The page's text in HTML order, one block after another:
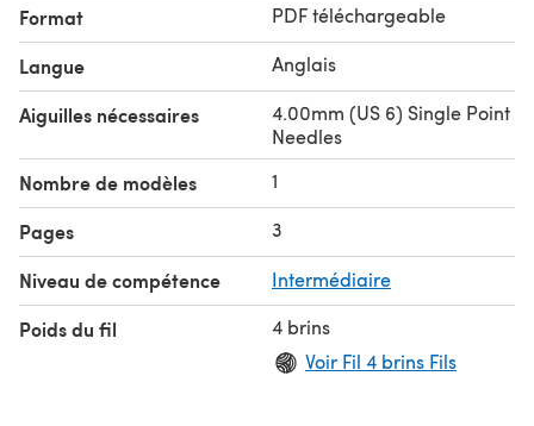
Format PDF téléchargeable
Langue Anglais
Aiguilles nécessaires
4.00mm (US 6) Single Point
Needles
Nombre de modèles 1
Pages 3
Niveau de compétence Intermédiaire
Poids du fil
4 brins
Voir Fil 4 brins Fils